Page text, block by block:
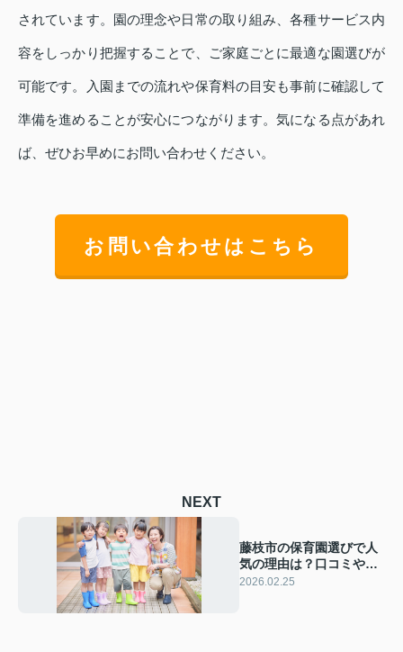
されています。園の理念や日常の取り組み、各種サービス内
容をしっかり把握することで、ご家庭ごとに最適な園選びが
可能です。入園までの流れや保育料の目安も事前に確認して
準備を進めることが安心につながります。気になる点があれ
ば、ぜひお早めにお問い合わせください。
お問い合わせはこちら
NEXT
藤枝市の保育園選びで人
気の理由は？口コミやお
すすめ情報も紹介
2026.02.25